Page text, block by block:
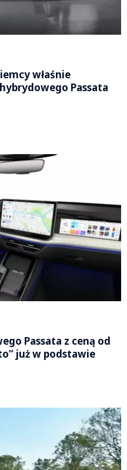
właśnie
Passata
Passata z ceną od
już w podstawie